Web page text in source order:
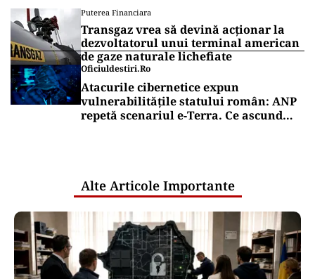
Puterea Financiara
Transgaz vrea să devină acționar la
dezvoltatorul unui terminal american
de gaze naturale lichefiate
Oficiuldestiri.ro
Atacurile cibernetice expun
vulnerabilitățile statului român: ANP
repetă scenariul e‑Terra. Ce ascund
Alte Articole Importante